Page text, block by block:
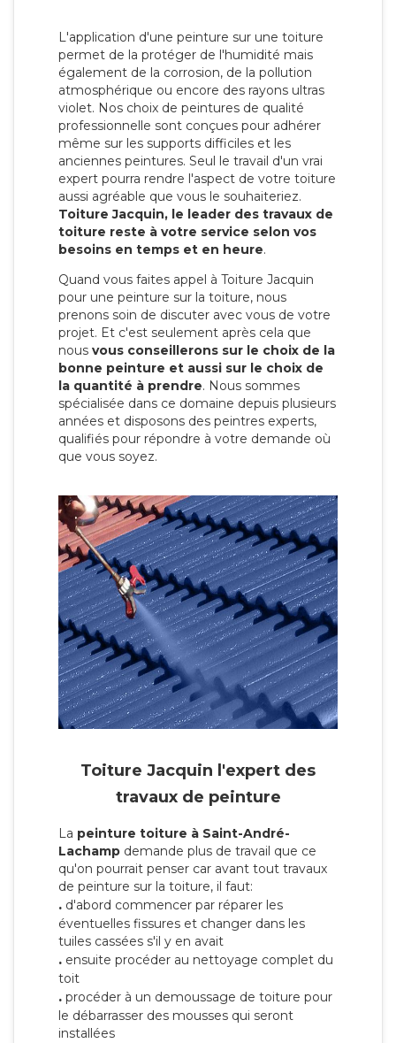
L'application d'une peinture sur une toiture
permet de la protéger de l'humidité mais
également de la corrosion, de la pollution
atmosphérique ou encore des rayons ultras
violet. Nos choix de peintures de qualité
professionnelle sont conçues pour adhérer
même sur les supports difficiles et les
anciennes peintures. Seul le travail d'un vrai
expert pourra rendre l'aspect de votre toiture
aussi agréable que vous le souhaiteriez.
Toiture Jacquin, le leader des travaux de
toiture reste à votre service selon vos
besoins en temps et en heure.
Quand vous faites appel à Toiture Jacquin
pour une peinture sur la toiture, nous
prenons soin de discuter avec vous de votre
projet. Et c'est seulement après cela que
nous vous conseillerons sur le choix de la
bonne peinture et aussi sur le choix de
la quantité à prendre. Nous sommes
spécialisée dans ce domaine depuis plusieurs
années et disposons des peintres experts,
qualifiés pour répondre à votre demande où
que vous soyez.
Toiture Jacquin l'expert des
travaux de peinture
La peinture toiture à Saint-André-
Lachamp demande plus de travail que ce
qu'on pourrait penser car avant tout travaux
de peinture sur la toiture, il faut:
. d'abord commencer par réparer les
éventuelles fissures et changer dans les
tuiles cassées s'il y en avait
. ensuite procéder au nettoyage complet du
toit
. procéder à un demoussage de toiture pour
le débarrasser des mousses qui seront
installées